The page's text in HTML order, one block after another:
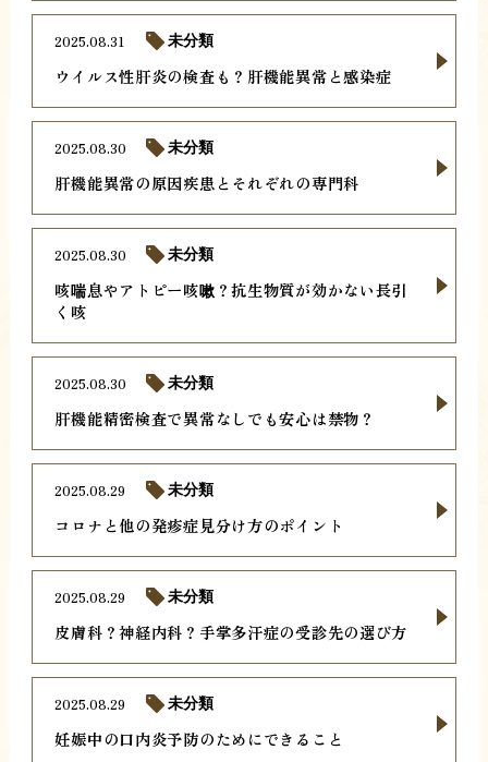
ウイルス性肝炎の検査も？肝機能異常と感染症
2025.08.31 未分類
肝機能異常の原因疾患とそれぞれの専門科
2025.08.30 未分類
咳喘息やアトピー咳嗽？抗生物質が効かない長引
く咳
2025.08.30 未分類
肝機能精密検査で異常なしでも安心は禁物？
2025.08.30 未分類
コロナと他の発疹症見分け方のポイント
2025.08.29 未分類
皮膚科？神経内科？手掌多汗症の受診先の選び方
2025.08.29 未分類
妊娠中の口内炎予防のためにできること
2025.08.29 未分類